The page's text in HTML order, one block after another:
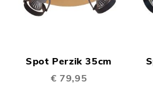
Spot Perzik 35cm
€ 79,95